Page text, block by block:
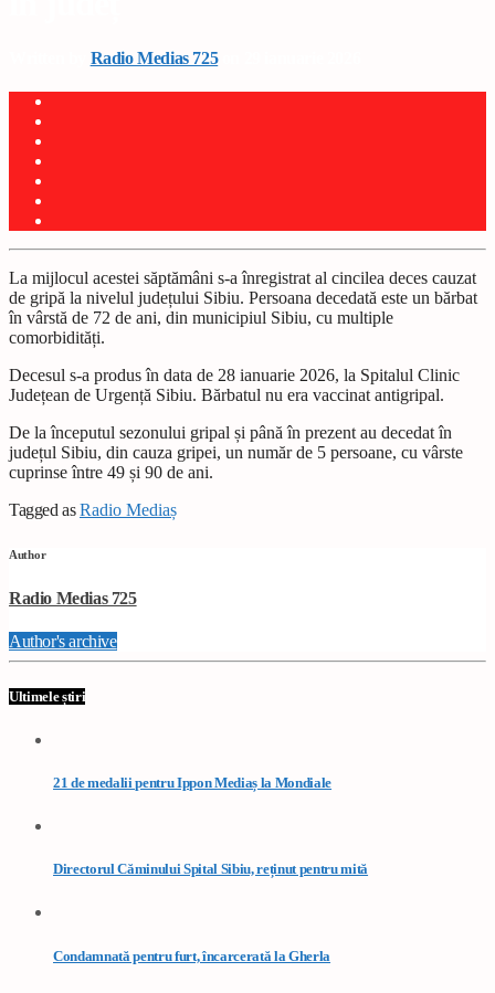
Radio Medias 725on 29 ianuarie 2026
La mijlocul acestei săptămâni s-a înregistrat al cincilea deces cauzat
de gripă la nivelul județului Sibiu. Persoana decedată este un bărbat
în vârstă de 72 de ani, din municipiul Sibiu, cu multiple
comorbidități.
Decesul s-a produs în data de 28 ianuarie 2026, la Spitalul Clinic
Județean de Urgență Sibiu. Bărbatul nu era vaccinat antigripal.
De la începutul sezonului gripal și până în prezent au decedat în
județul Sibiu, din cauza gripei, un număr de 5 persoane, cu vârste
cuprinse între 49 și 90 de ani.
Tagged asRadio Mediaș
Author
Radio Medias 725
Author's archive
Ultimele știri
21 de medalii pentru Ippon Mediaș la Mondiale
Directorul Căminului Spital Sibiu, reținut pentru mită
Condamnată pentru furt, încarcerată la Gherla